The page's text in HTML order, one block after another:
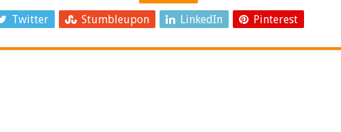
Twitter Stumbleupon LinkedIn Pinterest